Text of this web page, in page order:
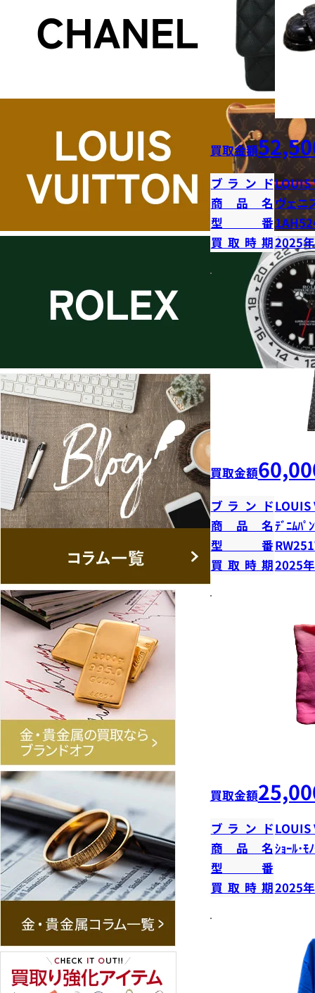
買取金額
ブランドLOUIS
商品名ヴェニ
型番
買取時期2025
買取金額
ブランドLOUIS
商品名ﾃﾞﾆﾑﾊﾟ
型番
買取時期2025
買取金額
ブランドLOUIS
商品名ｼｮｰﾙ･ﾓ
型番
買取時期2025